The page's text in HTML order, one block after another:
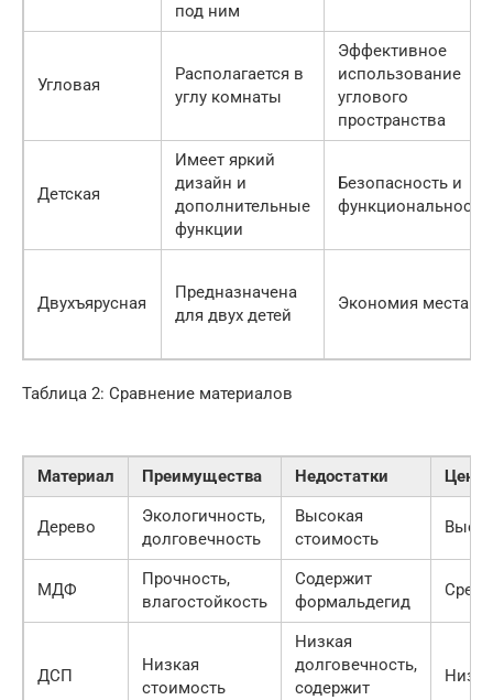
под ним
Угловая
Располагается в
углу комнаты
Эффективное
использование
углового
пространства
Детская
Имеет яркий
дизайн и
дополнительные
функции
Безопасность и
функциональность
Двухъярусная
Предназначена
для двух детей
Экономия места
Таблица 2: Сравнение материалов
Материал Преимущества Недостатки Цена
Дерево
Экологичность,
долговечность
Высокая
стоимость
МДФ
Прочность,
влагостойкость
Содержит
формальдегид
ДСП
Низкая
стоимость
Низкая
долговечность,
содержит